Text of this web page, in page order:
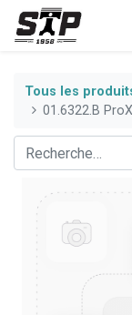
Tous les
01.6322.B